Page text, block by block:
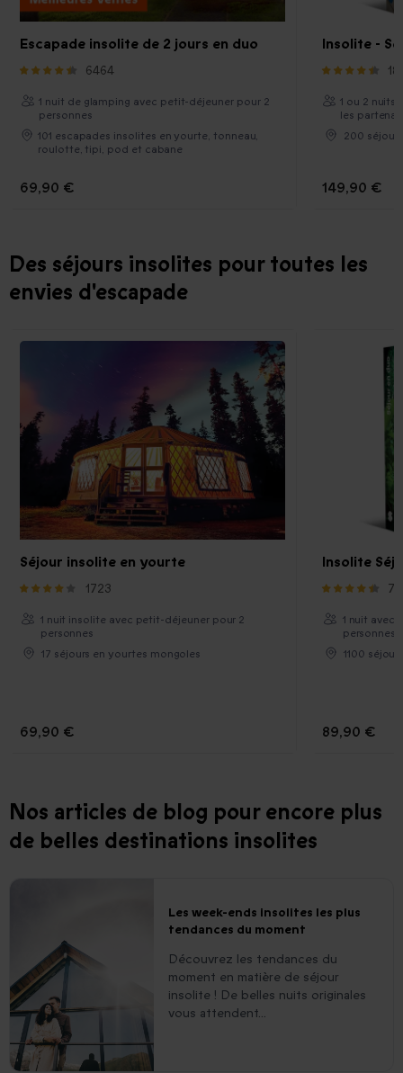
Escapade insolite de 2 jours en duo
6464
1 nuit de glamping avec petit-déjeuner pour 2
personnes
101 escapades insolites en yourte, tonneau,
roulotte, tipi, pod et cabane
69,90 €
Insolite -
1 ou 2
les
200 séjours
149,90 €
Des séjours insolites pour toutes les
envies d'escapade
Séjour insolite en yourte
1723
1 nuit insolite avec petit-déjeuner pour 2
personnes
17 séjours en yourtes mongoles
69,90 €
Insolite
1 nuit avec
personnes
1100
89,90 €
Nos articles de blog pour encore plus
de belles destinations insolites
Les week-ends insolites les plus
tendances du moment
Découvrez les tendances du
moment en matière de séjour
insolite ! De belles nuits originales
vous attendent...